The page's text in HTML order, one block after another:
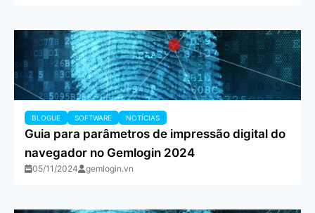
BLOGUE SOFTWARE NOTÍCIAS
Guia para parâmetros de impressão digital do
navegador no Gemlogin 2024
05/11/2024 gemlogin.vn